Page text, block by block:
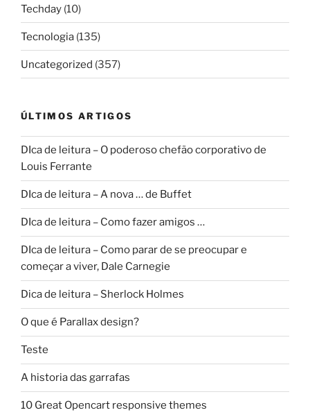
Techday (10)
Tecnologia (135)
Uncategorized (357)
ÚLTIMOS ARTIGOS
DIca de leitura – O poderoso chefão corporativo de
Louis Ferrante
DIca de leitura – A nova … de Buffet
DIca de leitura – Como fazer amigos …
DIca de leitura – Como parar de se preocupar e
começar a viver, Dale Carnegie
Dica de leitura – Sherlock Holmes
O que é Parallax design?
Teste
A historia das garrafas
10 Great Opencart responsive themes